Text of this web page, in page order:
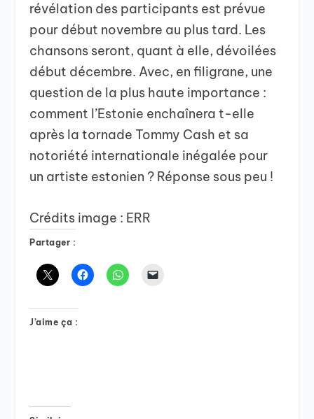
révélation des participants est prévue
pour début novembre au plus tard. Les
chansons seront, quant à elle, dévoilées
début décembre. Avec, en filigrane, une
question de la plus haute importance :
comment l’Estonie enchaînera t-elle
après la tornade Tommy Cash et sa
notoriété internationale inégalée pour
un artiste estonien ? Réponse sous peu !
Crédits image : ERR
Partager :
J’aime ça :